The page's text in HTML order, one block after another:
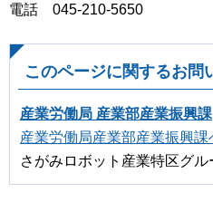
電話 045-210-5650
このページに関するお問
産業労働局 産業部産業振興課
産業労働局産業部産業振興
さがみロボット産業特区グル